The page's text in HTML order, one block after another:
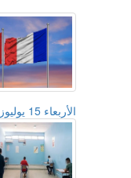
الأربعاء 15 يوليوز 2026 - 15:20